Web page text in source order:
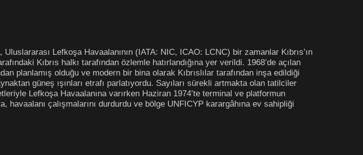
Uluslararası Lefkoşa Havaalanının (IATA: NIC, ICAO: LCNC) bir zamanlar Kıbrıs’ın
Kıbrıs halkı tarafından özlemle hatırlandığına yer verildi. 1968’de açılan
planlamış olduğu ve modern bir bina olarak Kıbrıslılar tarafından inşa edildiği
güneş ışınları etrafı parlatıyordu. Sayıları sürekli artmakta olan tatilciler
Lefkoşa Havaalanına varırken Haziran 1974’te terminal ve platformun
havaalanı çalışmalarını durdurdu ve bölge UNFICYP karargâhına ev sahipliği